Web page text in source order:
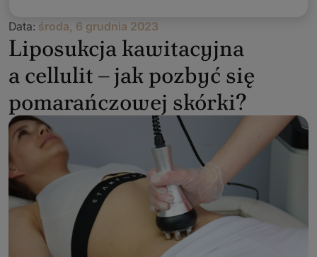
Data: środa, 6 grudnia 2023
Liposukcja kawitacyjna
a cellulit – jak pozbyć się
pomarańczowej skórki?